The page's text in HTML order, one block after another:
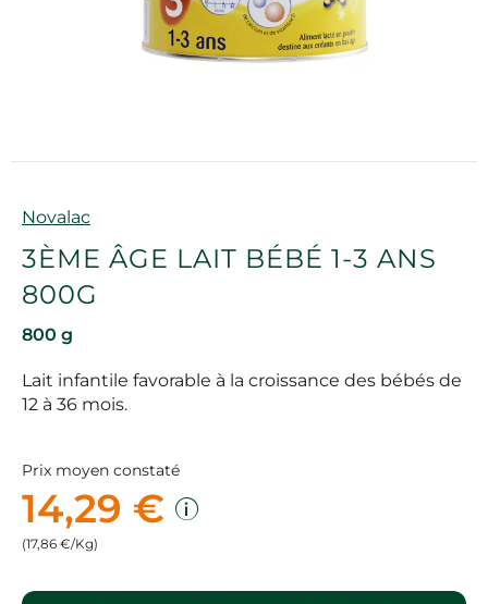
Marque
Novalac
3ÈME ÂGE LAIT BÉBÉ 1-3 ANS
800G
800 g
Lait infantile favorable à la croissance des bébés de
12 à 36 mois.
Prix moyen constaté
14,29 €
(17,86 €/Kg)